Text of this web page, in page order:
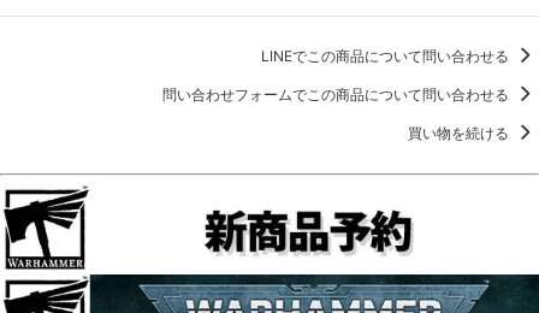
LINEでこの商品について問い合わせる
問い合わせフォームでこの商品について問い合わせる
買い物を続ける